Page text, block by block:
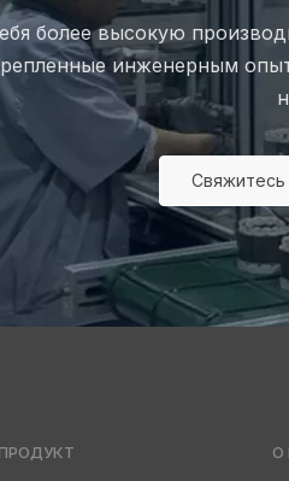
более высокую
инженерным
ПРОДУКТ О